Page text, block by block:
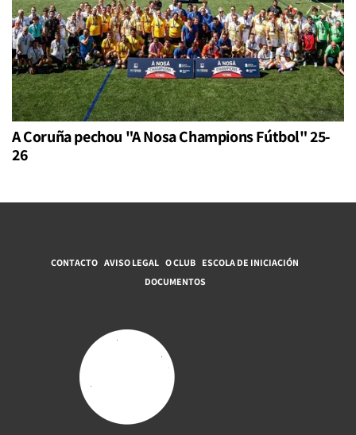
A Coruña pechou "A Nosa Champions Fútbol" 25-
26
CONTACTO AVISO LEGAL O CLUB ESCOLA DE INICIACIÓN
DOCUMENTOS